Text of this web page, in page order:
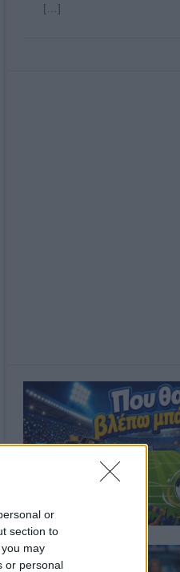
or
section to
may
or personal
[…]